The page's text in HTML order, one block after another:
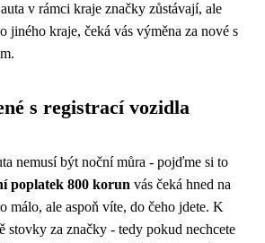
v rámci kraje značky zůstávají, ale
jiného kraje, čeká vás výměna za nové s
s registrací vozidla
nemusí být noční můra - pojďme si to
poplatek 800 korun vás čeká hned na
málo, ale aspoň víte, do čeho jdete. K
stovky za značky - tedy pokud nechcete